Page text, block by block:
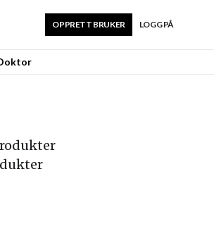
LOGG PÅ
OPPRETT BRUKER